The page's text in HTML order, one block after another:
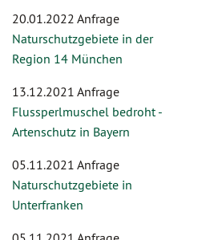
20.01.2022 Anfrage
Naturschutzgebiete in der
Region 14 München
13.12.2021 Anfrage
Flussperlmuschel bedroht -
Artenschutz in Bayern
05.11.2021 Anfrage
Naturschutzgebiete in
Unterfranken